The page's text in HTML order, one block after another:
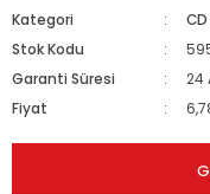
Kategori
CD
Stok Kodu
Garanti Süresi
24
Fiyat